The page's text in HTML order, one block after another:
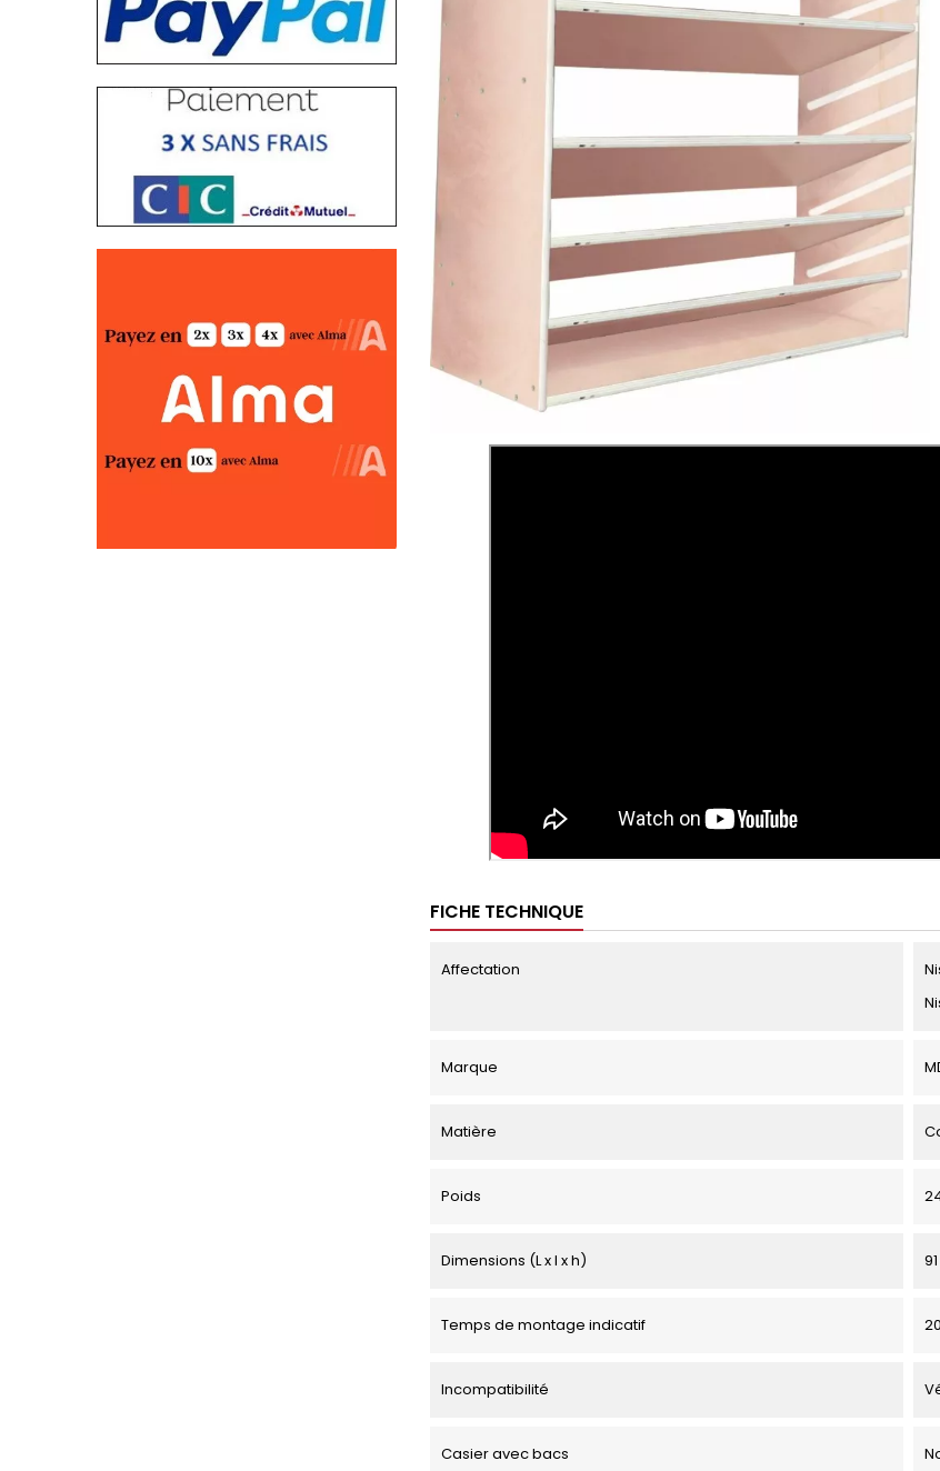
FICHE TECHNIQUE
Affectation
Marque
Matière
Poids
Dimensions (L x l x h)
Temps de montage indicatif
Incompatibilité
Casier avec bacs